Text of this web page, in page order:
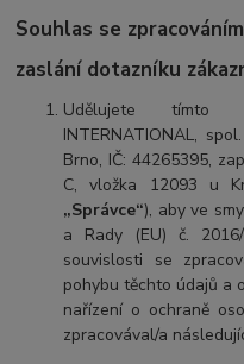
Souhlas se
zaslání dotazníku
Udělujete tímto
INTERNATIONAL,
Brno, IČ: 44265395,
C, vložka 12093 u
„Správce“), aby ve
a Rady (EU) č.
souvislosti se
pohybu těchto údajů a
nařízení o ochraně
zpracovával/a